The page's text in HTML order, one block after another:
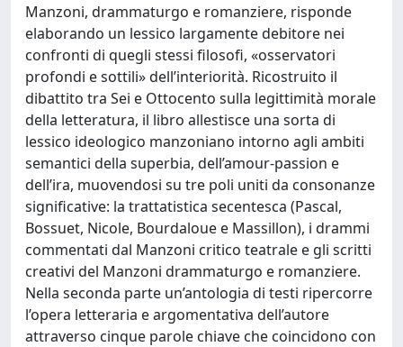
Manzoni, drammaturgo e romanziere, risponde
elaborando un lessico largamente debitore nei
confronti di quegli stessi filosofi, «osservatori
profondi e sottili» dell’interiorità. Ricostruito il
dibattito tra Sei e Ottocento sulla legittimità morale
della letteratura, il libro allestisce una sorta di
lessico ideologico manzoniano intorno agli ambiti
semantici della superbia, dell’amour-passion e
dell’ira, muovendosi su tre poli uniti da consonanze
significative: la trattatistica secentesca (Pascal,
Bossuet, Nicole, Bourdaloue e Massillon), i drammi
commentati dal Manzoni critico teatrale e gli scritti
creativi del Manzoni drammaturgo e romanziere.
Nella seconda parte un’antologia di testi ripercorre
l’opera letteraria e argomentativa dell’autore
attraverso cinque parole chiave che coincidono con